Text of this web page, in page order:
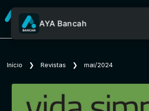
Sobre o Aya
AYA Bancah
Início ❯ Revistas ❯ mai/2024